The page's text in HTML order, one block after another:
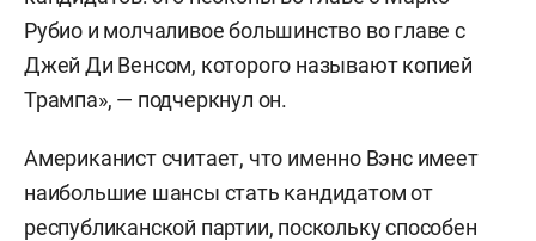
Рубио и молчаливое большинство во главе с
Джей Ди Венсом, которого называют копией
Трампа», — подчеркнул он.
Американист считает, что именно Вэнс имеет
наибольшие шансы стать кандидатом от
республиканской партии, поскольку способен